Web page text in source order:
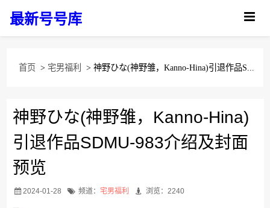
最新号号库
首页 >宅男福利 > 神野ひな(神野雏，Kanno-Hina)引退作品S...
神野ひな(神野雏，Kanno-Hina)
引退作品SDMU-983介绍及封面
预览
2024-01-28 频道： 宅男福利 浏览：2240